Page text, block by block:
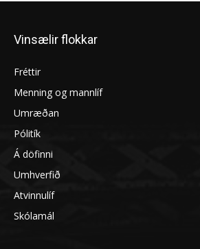
Vinsælir flokkar
Fréttir
Menning og mannlíf
Umræðan
Pólitík
Á döfinni
Umhverfið
Atvinnulíf
Skólamál